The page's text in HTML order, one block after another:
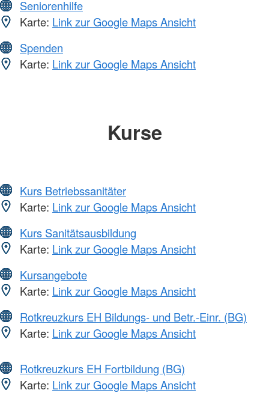
Seniorenhilfe
Karte: Link zur Google Maps Ansicht
Spenden
Karte: Link zur Google Maps Ansicht
Kurse
Kurs Betriebssanitäter
Karte: Link zur Google Maps Ansicht
Kurs Sanitätsausbildung
Karte: Link zur Google Maps Ansicht
Kursangebote
Karte: Link zur Google Maps Ansicht
Rotkreuzkurs EH Bildungs- und Betr.-Einr. (BG)
Karte: Link zur Google Maps Ansicht
Rotkreuzkurs EH Fortbildung (BG)
Karte: Link zur Google Maps Ansicht